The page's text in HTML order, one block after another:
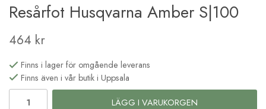
Resårfot Husqvarna Amber S|100
464 kr
Finns i lager för omgående leverans
Finns även i vår butik i Uppsala
LÄGG I VARUKORGEN